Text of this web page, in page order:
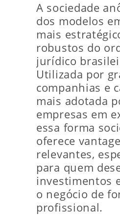
A sociedade
dos modelos
mais
robustos do
jurídico
Utilizada por
companhias e
mais adotada
empresas em
essa forma
oferece
relevantes,
para quem
investimentos
o negócio de
profissional.